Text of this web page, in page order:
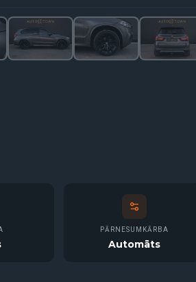
PĀRNESUMKĀRBA
Automāts